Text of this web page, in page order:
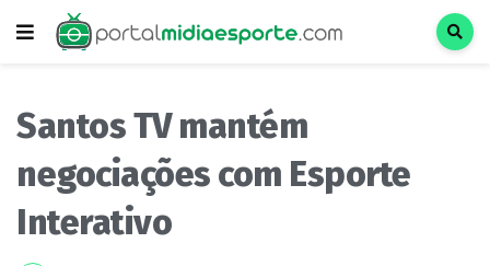
Santos TV mantém
negociações com Esporte
Interativo